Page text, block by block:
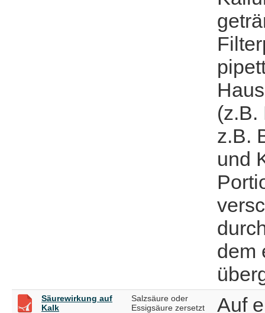
(z.B.
z.B.
und
dem
Säurewirkung auf
Kalk
Salzsäure oder
Essigsäure zersetzt
Auf